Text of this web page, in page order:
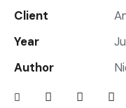
Client
Year
Author